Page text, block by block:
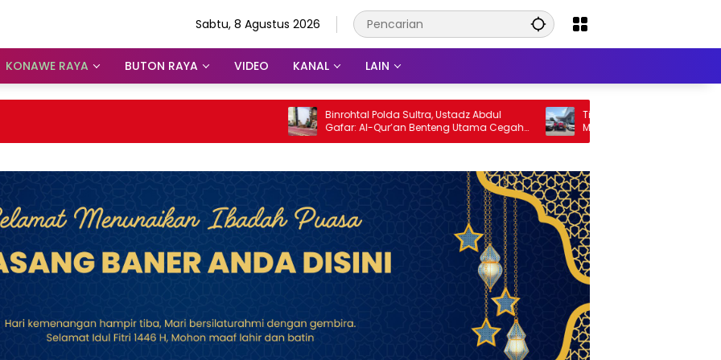
Sabtu, 8 Agustus 2026
KONAWE RAYA BUTON RAYA VIDEO KANAL LAIN
Binrohtal Polda Sultra, Ustadz Abdul
Gafar: Al-Qur’an Benteng Utama Cegah
Judi, Miras, dan Penyimpangan Sosial
Tingginya Minat Masyarakat
Mobil, Layanan Trade-In Toyota
Kebanjiran Permintaan